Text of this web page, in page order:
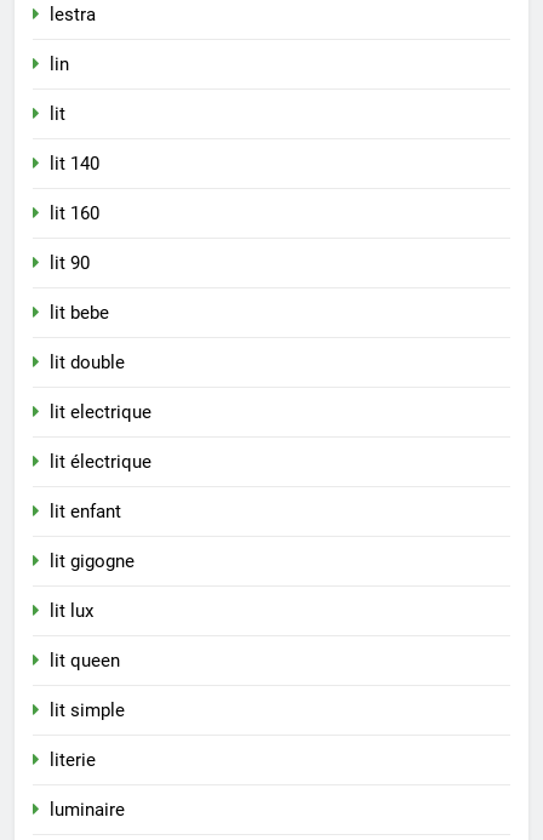
lestra
lin
lit
lit 140
lit 160
lit 90
lit bebe
lit double
lit electrique
lit électrique
lit enfant
lit gigogne
lit lux
lit queen
lit simple
literie
luminaire